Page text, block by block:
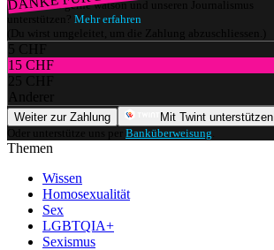
Würdest du gerne watson und unseren Journalismus
unterstützen? Mehr erfahren
(Du wirst umgeleitet, um die Zahlung abzuschliessen.)
5 CHF
15 CHF
25 CHF
Anderer
Weiter zur Zahlung
Mit Twint unterstützen
Oder unterstütze uns per Banküberweisung
Themen
Wissen
Homosexualität
Sex
LGBTQIA+
Sexismus